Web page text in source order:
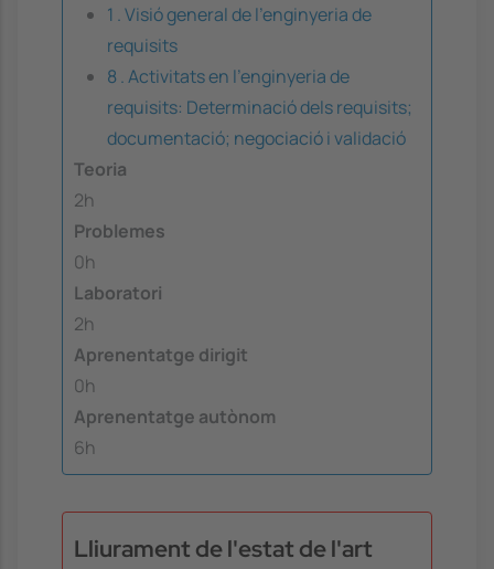
1 . Visió general de l'enginyeria de
requisits
8 . Activitats en l'enginyeria de
requisits: Determinació dels requisits;
documentació; negociació i validació
Teoria
2h
Problemes
0h
Laboratori
2h
Aprenentatge dirigit
0h
Aprenentatge autònom
6h
Lliurament de l'estat de l'art